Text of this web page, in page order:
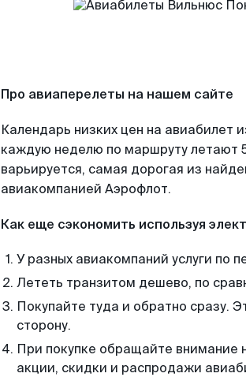
Про авиаперелеты на нашем сайте
Календарь низких цен на авиабилет
каждую неделю по маршруту летают
варьируется, самая дорогая из
авиакомпанией Аэрофлот.
Как еще сэкономить используя
У разных авиакомпаний услуги по
Лететь транзитом дешево, по
Покупайте туда и обратно сразу.
сторону.
При покупке обращайте внимание
акции, скидки и распродажи